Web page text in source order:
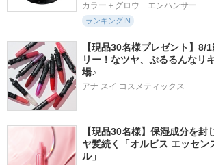
カラー＋グロウ　エンハンサー
ランキングIN
【現品30名様プレゼント】8/
リー！なツヤ、ぷるるんなリ
場♪
アナ スイ コスメティックス
【現品30名様】保湿成分を封
ヤ髪続く「オルビス エッセン
ル」